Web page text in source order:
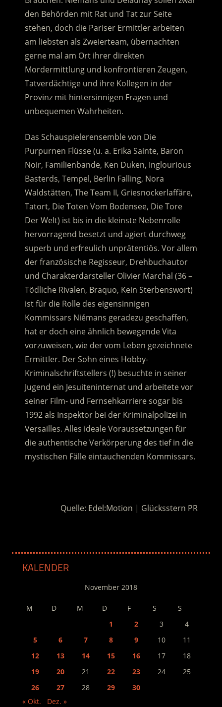
den Behörden mit Rat und Tat zur Seite
stehen, doch die Pariser Ermittler arbeiten
am liebsten als Zweierteam, übernachten
gerne mal am Ort ihrer direkten
Mordermittlung und konfrontieren Zeugen,
Tatverdächtige und ihre Kollegen in der
Provinz mit hintersinnigen Fragen und
unbequemen Wahrheiten.
Das Schauspielerensemble von Die
Purpurnen Flüsse (u. a. Erika Sainte, Baron
Noir, Familienbande, Ken Duken, Inglourious
Basterds, Tempel, Berlin Falling, Nora
Waldstätten, The Team II, Griesnockerlaffäre,
Tatort, Die Toten Vom Bodensee, Die Tore
Der Welt) ist bis in die kleinste Nebenrolle
hervorragend besetzt und agiert durchweg
superb und erfreulich unprätentiös. Vor allem
der französische Regisseur, Drehbuchautor
und Charakterdarsteller Olivier Marchal (36 –
Tödliche Rivalen, Braquo, Kein Sterbenswort)
ist für die Rolle des eigensinnigen
Kommissars Niémans geradezu geschaffen,
hat er doch eine ähnlich bewegende Vita
vorzuweisen, wie der vom Leben gezeichnete
Ermittler. Der Sohn eines Hobby-
Kriminalschriftstellers (!) besuchte in seiner
Jugend ein Jesuiteninternat und arbeitete vor
seiner Film- und Fernsehkarriere sogar bis
1992 als Inspektor bei der Kriminalpolizei in
Versailles. Alles ideale Voraussetzungen für
die authentische Verkörperung des tief in die
mystischen Fälle eintauchenden Kommissars.
Quelle: Edel:Motion | Glücksstern PR
KALENDER
November 2018
M D M D F S
S
1
2 3
4
5
6 7 8 9 10
11
12
13 14 15 16 17
18
19
20 21 22 23 24
25
26
27 28 29
30
« Okt.
Dez. »